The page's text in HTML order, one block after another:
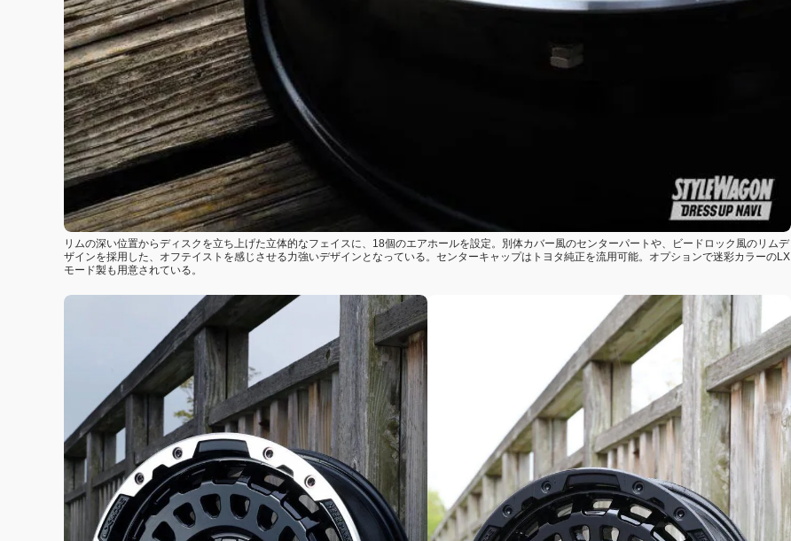
リムの深い位置からディスクを立ち上げた立体的なフェイスに、18個のエアホールを設定。別体カバー風のセンターパートや、ビードロック風のリムデ
ザインを採用した、オフテイストを感じさせる力強いデザインとなっている。センターキャップはトヨタ純正を流用可能。オプションで迷彩カラーのLX
モード製も用意されている。